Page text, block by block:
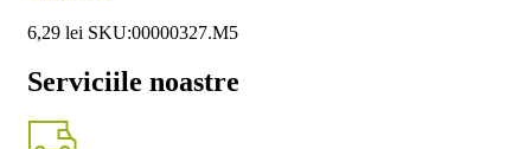
6,29 lei SKU:00000327.M5
Serviciile noastre